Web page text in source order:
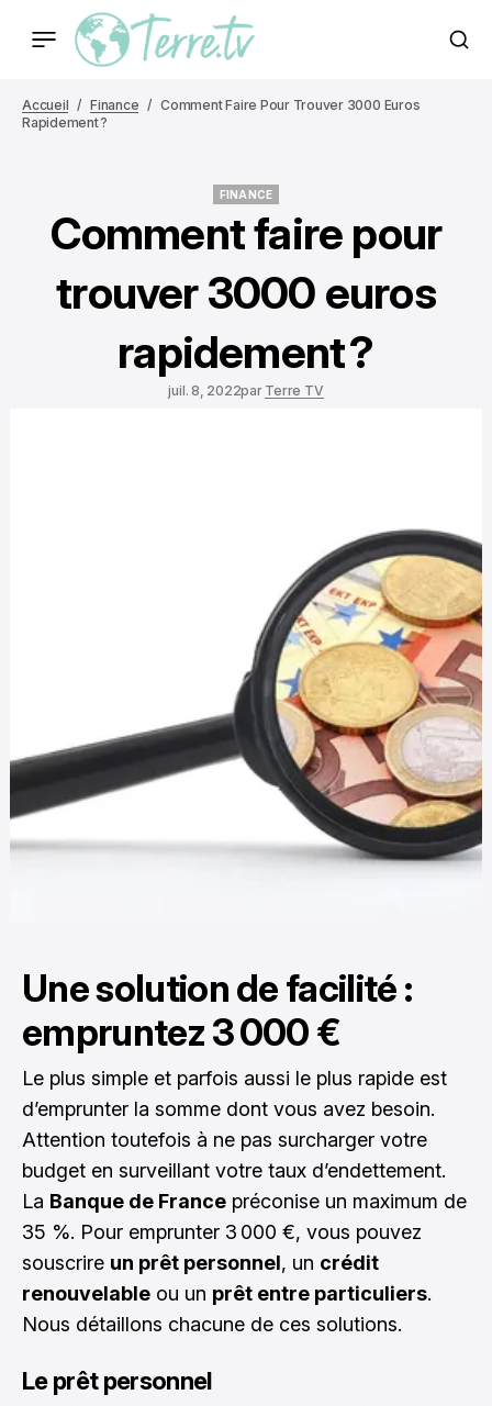
Accueil Finance
Comment Faire Pour Trouver 3000 Euros
Rapidement ?
FINANCE
Comment faire pour
trouver 3000 euros
rapidement ?
juil. 8, 2022par Terre TV
Une solution de facilité :
empruntez 3 000 €
Le plus simple et parfois aussi le plus rapide est
d’emprunter la somme dont vous avez besoin.
Attention toutefois à ne pas surcharger votre
budget en surveillant votre taux d’endettement.
La Banque de France préconise un maximum de
35 %. Pour emprunter 3 000 €, vous pouvez
souscrire un prêt personnel, un crédit
renouvelable ou un prêt entre particuliers.
Nous détaillons chacune de ces solutions.
Le prêt personnel